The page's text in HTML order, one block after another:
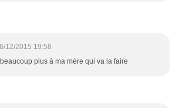
12/2015 19:58
plus à ma mère qui va la faire